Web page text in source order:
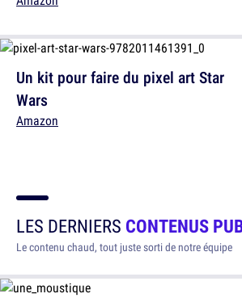
Un kit pour faire du pixel art Star
Wars
Amazon
LES DERNIERS CONTENUS
Le contenu chaud, tout juste sorti de notre équipe